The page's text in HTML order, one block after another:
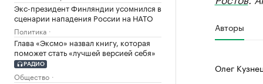
Экс-президент Финляндии усомнился в
сценарии нападения России на НАТО
Политика
Глава «Эксмо» назвал книгу, которая
поможет стать «лучшей версией себя»
РАДИО
Общество
Авторы
Олег